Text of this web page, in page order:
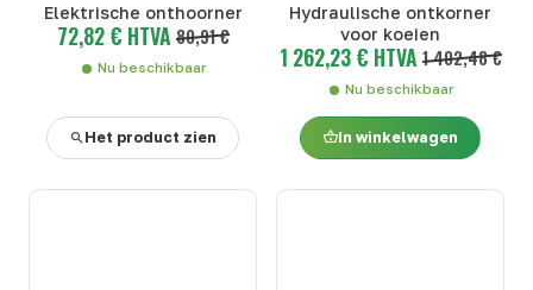
Elektrische onthoorner
72,82 € HTVA 80,91 €
Nu beschikbaar
Het product zien
Hydraulische ontkorner
voor koeien
1 262,23 € HTVA 1 402,48 €
Nu beschikbaar
In winkelwagen